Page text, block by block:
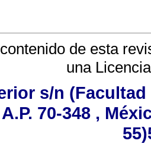
de esta
una
s/n
70-348 ,